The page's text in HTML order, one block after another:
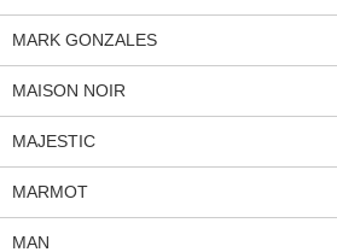
MARK GONZALES
MAISON NOIR
MAJESTIC
MARMOT
MAN